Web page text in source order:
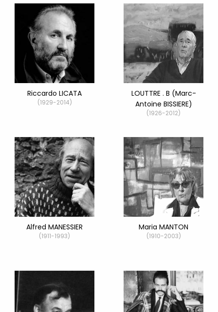
Riccardo LICATA
(1929-2014)
LOUTTRE . B (Marc-
Antoine BISSIERE)
(1926-2012)
Alfred MANESSIER
(1911-1993)
Maria MANTON
(1910-2003)